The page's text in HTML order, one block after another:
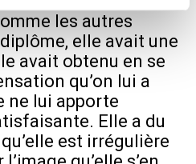
les autres
elle avait une
avait obtenu en se
qu’on lui a
ne lui apporte
Elle a du
est irrégulière